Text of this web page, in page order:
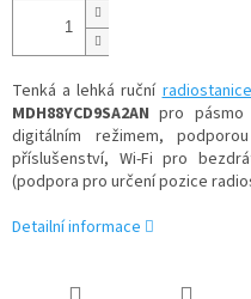
Tenká a lehká ručníradiostanice
MDH88YCD9SA2AN pro pásmo
digitálním režimem,
příslušenství, Wi-Fi pro
(podpora pro určení pozice
Detailní informace